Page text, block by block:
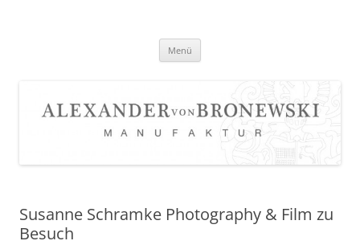
Menü
Susanne Schramke Photography & Film zu
Besuch